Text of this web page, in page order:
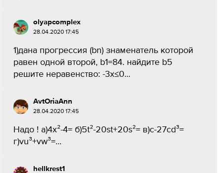
olyapcomplex
28.04.2020 17:45
1)дана прогрессия (bn) знаменатель которой
равен одной второй, b1=84. найдите b5
решите неравенство: -3х≤0...
AvtOriaAnn
28.04.2020 17:45
Надо ! а)4x²-4= б)5t²-20st+20s²= в)c-27cd³=
г)vu³+vw³=...
hellkrest1